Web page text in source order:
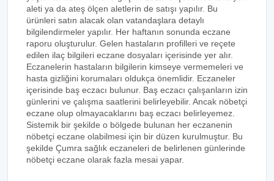
aleti ya da ateş ölçen aletlerin de satışı yapılır. Bu
ürünleri satın alacak olan vatandaşlara detaylı
bilgilendirmeler yapılır. Her haftanın sonunda eczane
raporu oluşturulur. Gelen hastaların profilleri ve reçete
edilen ilaç bilgileri eczane dosyaları içerisinde yer alır.
Eczanelerin hastaların bilgilerin kimseye vermemeleri ve
hasta gizliğini korumaları oldukça önemlidir. Eczaneler
içerisinde baş eczacı bulunur. Baş eczacı çalışanların izin
günlerini ve çalışma saatlerini belirleyebilir. Ancak nöbetçi
eczane olup olmayacaklarını baş eczacı belirleyemez.
Sistemik bir şekilde o bölgede bulunan her eczanenin
nöbetçi eczane olabilmesi için bir düzen kurulmuştur. Bu
şekilde Çumra sağlık eczaneleri de belirlenen günlerinde
nöbetçi eczane olarak fazla mesai yapar.